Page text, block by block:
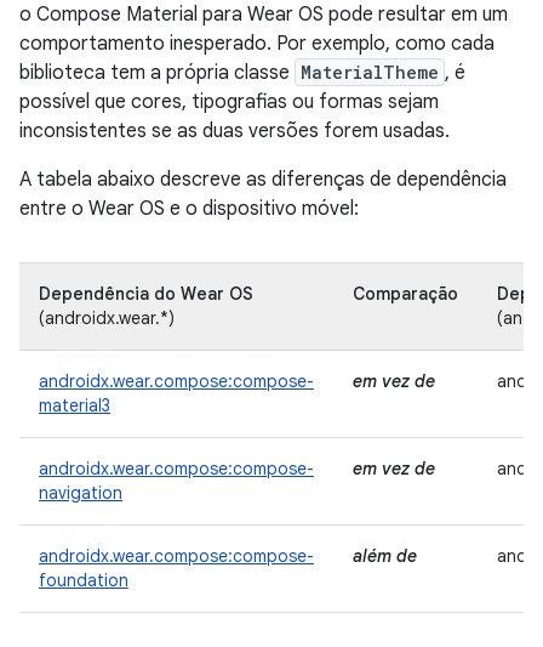
o Compose Material para Wear OS pode resultar em um
comportamento inesperado. Por exemplo, como cada
biblioteca tem a própria classe MaterialTheme , é
possível que cores, tipografias ou formas sejam
inconsistentes se as duas versões forem usadas.
A tabela abaixo descreve as diferenças de dependência
entre o Wear OS e o dispositivo móvel:
Dependência do Wear OS
(androidx.wear.*)
Comparação
androidx.wear.compose:compose-
material3
em vez de
androidx.wear.compose:compose-
navigation
em vez de
androidx.wear.compose:compose-
foundation
além de